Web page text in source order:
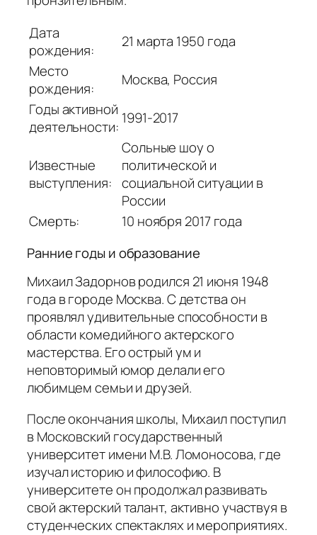
Дата
рождения:
21 марта 1950 года
Место
рождения:
Москва, Россия
Годы активной
деятельности: 1991-2017
Известные
выступления:
Сольные шоу о
политической и
социальной ситуации в
России
Смерть:
10 ноября 2017 года
Ранние годы и образование
Михаил Задорнов родился 21 июня 1948
года в городе Москва. С детства он
проявлял удивительные способности в
области комедийного актерского
мастерства. Его острый ум и
неповторимый юмор делали его
любимцем семьи и друзей.
После окончания школы, Михаил поступил
в Московский государственный
университет имени М.В. Ломоносова, где
изучал историю и философию. В
университете он продолжал развивать
свой актерский талант, активно участвуя в
студенческих спектаклях и мероприятиях.